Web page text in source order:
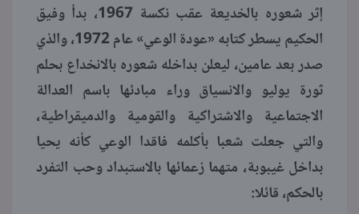
إثر شعوره بالخديعة عقب نكسة 1967، بدأ وفيق
الحكيم يسطر كتابه «عودة الوعي» عام 1972، والذي
صدر بعد عامين، ليعلن بداخله شعوره بالانخداع بحلم
ثورة يوليو والانسياق وراء مبادئها باسم العدالة
الاجتماعية والاشتراكية والقومية والدميقراطية،
والتي جعلت شعبا بأكلمه فاقدا الوعي كأنه يحيا
بداخل غيبوبة، متهما زعمائها بالاستبداد وحب التفرد
بالحكم، قائلا: